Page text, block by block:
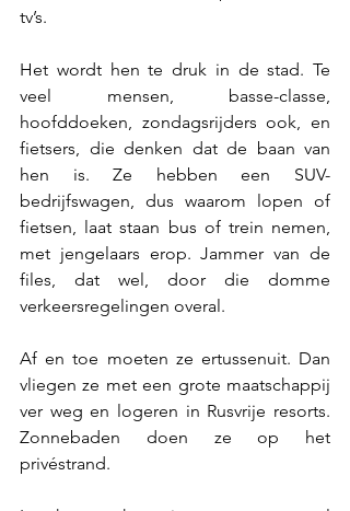
tv’s.
Het wordt hen te druk in de stad. Te
veel mensen, basse-classe,
hoofddoeken, zondagsrijders ook, en
fietsers, die denken dat de baan van
hen is. Ze hebben een SUV-
bedrijfswagen, dus waarom lopen of
fietsen, laat staan bus of trein nemen,
met jengelaars erop. Jammer van de
files, dat wel, door die domme
verkeersregelingen overal.
Af en toe moeten ze ertussenuit. Dan
vliegen ze met een grote maatschappij
ver weg en logeren in Rusvrije resorts.
Zonnebaden doen ze op het
privéstrand.